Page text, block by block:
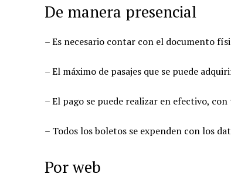
De manera presencial
– Es necesario contar con el documento
– El máximo de pasajes que se puede
– El pago se puede realizar en efectivo,
– Todos los boletos se expenden con los
Por web